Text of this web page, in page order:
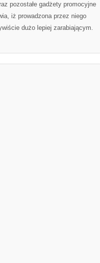
pozostałe gadżety promocyjne
iż prowadzona przez niego
dużo lepiej zarabiającym.